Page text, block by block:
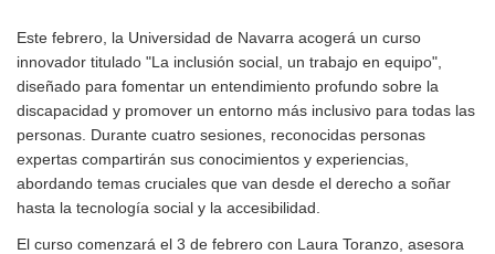
Este febrero, la Universidad de Navarra acogerá un curso
innovador titulado "La inclusión social, un trabajo en equipo",
diseñado para fomentar un entendimiento profundo sobre la
discapacidad y promover un entorno más inclusivo para todas las
personas. Durante cuatro sesiones, reconocidas personas
expertas compartirán sus conocimientos y experiencias,
abordando temas cruciales que van desde el derecho a soñar
hasta la tecnología social y la accesibilidad.
El curso comenzará el 3 de febrero con Laura Toranzo, asesora